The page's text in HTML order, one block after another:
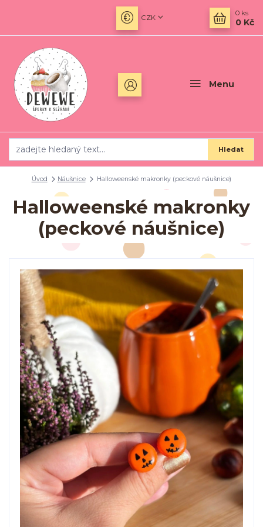
Menu
CZK
Hledat
0 ks
0 Kč
Úvod Náušnice Halloweenské makronky (peckové náušnice)
Halloweenské makronky
(peckové náušnice)